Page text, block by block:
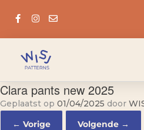
Clara pants new 2025
Geplaatst op 01/04/2025 door
← Vorige
Volgende →